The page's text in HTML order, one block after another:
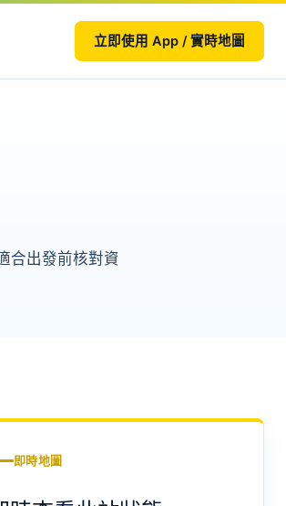
立即使用 App / 實時地圖
合出發前核對資
即時地圖